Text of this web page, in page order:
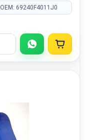
OEM: 69240F4011J0